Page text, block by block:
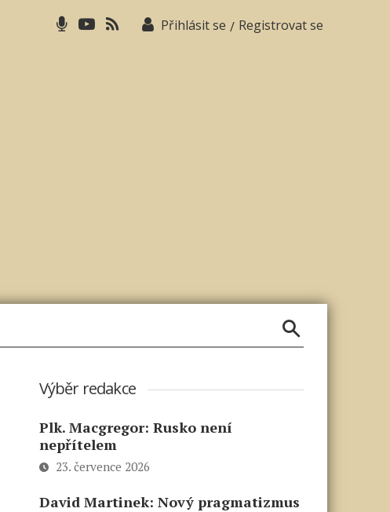
Přihlásit se / Registrovat se
Výběr redakce
Plk. Macgregor: Rusko není
nepřítelem
23. července 2026
David Martinek: Nový pragmatizmus